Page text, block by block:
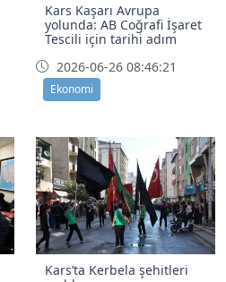
Kars Kaşarı Avrupa
yolunda: AB Coğrafi İşaret
Tescili için tarihi adım
2026-06-26 08:46:21
Ekonomi
Kars’ta Kerbela şehitleri